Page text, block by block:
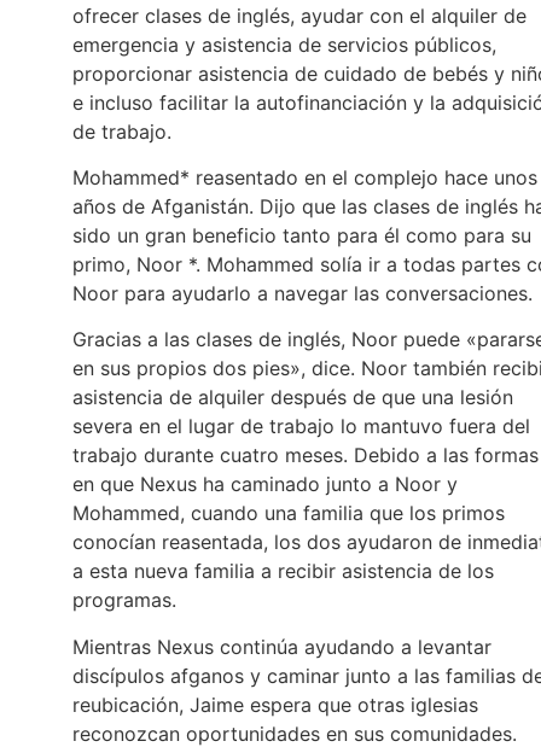
ofrecer clases de inglés, ayudar con el alquiler de
emergencia y asistencia de servicios públicos,
proporcionar asistencia de cuidado de bebés y
e incluso facilitar la autofinanciación y la
de trabajo.
Mohammed* reasentado en el complejo hace unos
años de Afganistán. Dijo que las clases de inglés
sido un gran beneficio tanto para él como para su
primo, Noor *. Mohammed solía ir a todas partes
Noor para ayudarlo a navegar las conversaciones.
Gracias a las clases de inglés, Noor puede
en sus propios dos pies», dice. Noor también
asistencia de alquiler después de que una lesión
severa en el lugar de trabajo lo mantuvo fuera del
trabajo durante cuatro meses. Debido a las formas
en que Nexus ha caminado junto a Noor y
Mohammed, cuando una familia que los primos
conocían reasentada, los dos ayudaron de
a esta nueva familia a recibir asistencia de los
programas.
Mientras Nexus continúa ayudando a levantar
discípulos afganos y caminar junto a las familias
reubicación, Jaime espera que otras iglesias
reconozcan oportunidades en sus comunidades.